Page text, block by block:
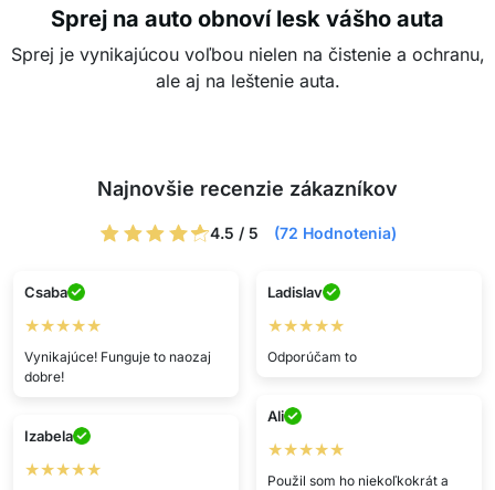
Sprej na auto obnoví lesk vášho auta
Sprej je vynikajúcou voľbou nielen na čistenie a ochranu,
ale aj na leštenie auta.
Najnovšie recenzie zákazníkov
4.5 / 5 (72 Hodnotenia)
Csaba
★★★★★
Vynikajúce! Funguje to naozaj
dobre!
Ladislav
★★★★★
Odporúčam to
Ali
★★★★★
Použil som ho niekoľkokrát a
Izabela
★★★★★